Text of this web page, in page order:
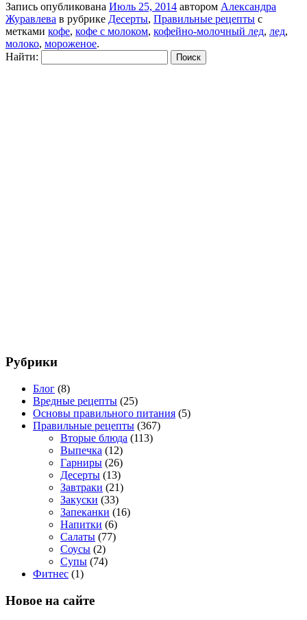
Запись опубликована Июль 25, 2014 автором Александра
Журавлева в рубрике Десерты, Правильные рецепты с
метками кофе, кофе с молоком, кофейно-молочный лед, лед,
молоко, мороженое.
Найти:
Рубрики
Блог (8)
Вредные рецепты (25)
Основы правильного питания (5)
Правильные рецепты (367)
Вторые блюда (113)
Выпечка (12)
Гарниры (26)
Десерты (13)
Завтраки (21)
Закуски (33)
Запеканки (16)
Напитки (6)
Салаты (77)
Соусы (2)
Супы (74)
Фитнес (1)
Новое на сайте